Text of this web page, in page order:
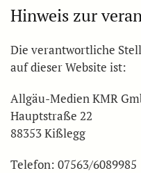
Hinweis zur
Die verantwortliche
auf dieser Website ist:
Allgäu-Medien KMR
Hauptstraße 22
88353 Kißlegg
Telefon: 07563/6089985